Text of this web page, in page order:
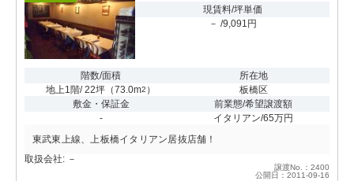
現賃料/坪単価
－ /9,091円
階数/面積
地上1階/ 22坪 （73.0m2 ）
所在地
板橋区
敷金・保証金
-
前業態/希望譲渡額
イタリアン/65万円
東武東上線、上板橋イタリアン居抜店舗！
取扱会社: －
譲渡No.：2400
公開日：2011-09-16